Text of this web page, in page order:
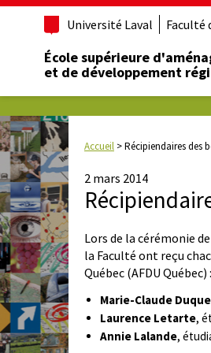
Université Laval Faculté
École supérieure
et de développement
Accueil >Récipiendaires des
2 mars 2014
Lors de la cérémonie
la Faculté ont reçu
Québec (AFDU Québec) :
Marie-Claude
Laurence Letarte,
Annie Lalande,